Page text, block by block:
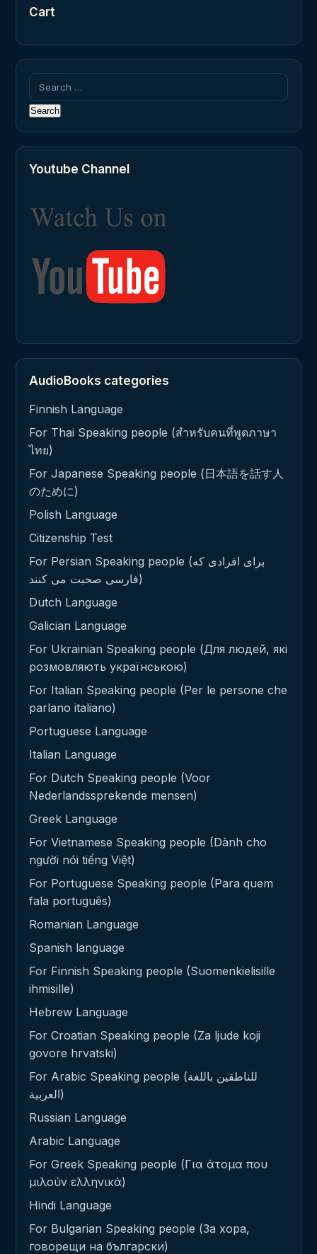
Cart
Search
for:
Youtube Channel
AudioBooks categories
Finnish Language
For Thai Speaking people (สำหรับคนที่พูดภาษา
ไทย)
For Japanese Speaking people (日本語を話す人
のために)
Polish Language
Citizenship Test
For Persian Speaking people (برای افرادی که
فارسی صحبت می کنند)
Dutch Language
Galician Language
For Ukrainian Speaking people (Для людей, які
розмовляють українською)
For Italian Speaking people (Per le persone che
parlano italiano)
Portuguese Language
Italian Language
For Dutch Speaking people (Voor
Nederlandssprekende mensen)
Greek Language
For Vietnamese Speaking people (Dành cho
người nói tiếng Việt)
For Portuguese Speaking people (Para quem
fala português)
Romanian Language
Spanish language
For Finnish Speaking people (Suomenkielisille
ihmisille)
Hebrew Language
For Croatian Speaking people (Za ljude koji
govore hrvatski)
For Arabic Speaking people (للناطقين باللغة
العربية)
Russian Language
Arabic Language
For Greek Speaking people (Για άτομα που
μιλούν ελληνικά)
Hindi Language
For Bulgarian Speaking people (За хора,
говорещи на български)